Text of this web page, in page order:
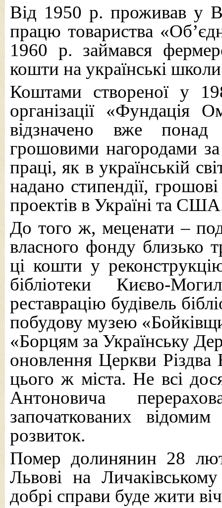
Від 1950 р. проживав у
працю товариства
1960 р. займався
кошти на українські
Коштами створеної у
організації «Фундація
відзначено вже понад
грошовими нагородами за
праці, як в українській
надано стипендії,
проектів в Україні та
До того ж, меценати –
власного фонду близько
ці кошти у
бібліотеки Києво-
реставрацію будівель
побудову музею
«Борцям за Українську
оновлення Церкви Різдва
цього ж міста. Не всі
Антоновича
започаткованих
розвиток.
Помер долинянин 28
Львові на
добрі справи буде жити